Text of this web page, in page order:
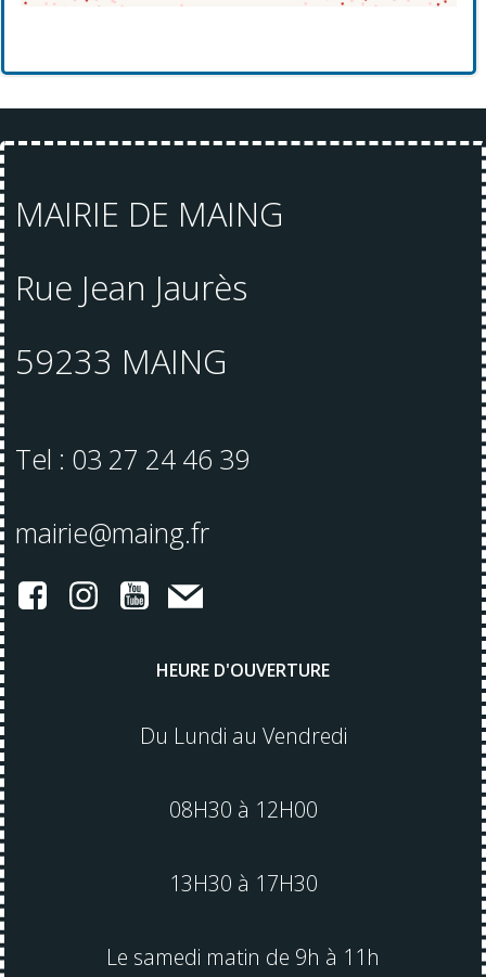
MAIRIE DE MAING
Rue Jean Jaurès
59233 MAING
Tel : 03 27 24 46 39
mairie@maing.fr
HEURE D'OUVERTURE
Du Lundi au Vendredi
08H30 à 12H00
13H30 à 17H30
Le samedi matin de 9h à 11h